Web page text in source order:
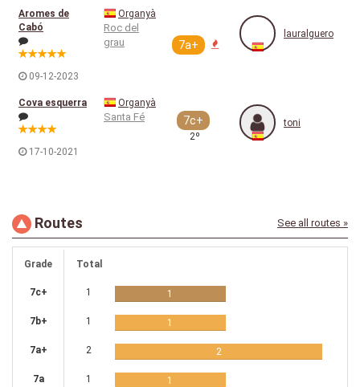
Aromes de
Cabó
09-12-2023
Organyà
Roc del
grau
7a+
lauralguero
Cova esquerra
17-10-2021
Organyà
Santa Fé 7c+
2º
toni
Routes See all routes »
Grade Total
7c+ 1 1
7b+ 1 1
7a+ 2 2
7a 1 1